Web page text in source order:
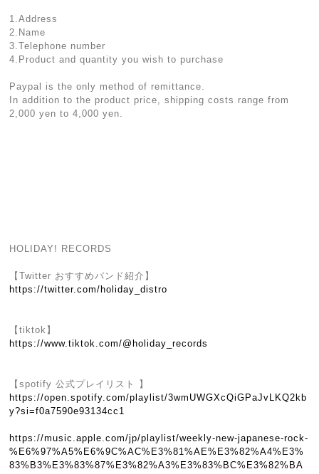
1.Address
2.Name
3.Telephone number
4.Product and quantity you wish to purchase
Paypal is the only method of remittance.
In addition to the product price, shipping costs range from
2,000 yen to 4,000 yen.
HOLIDAY! RECORDS
【Twitter おすすめバンド紹介】
https://twitter.com/holiday_distro
【tiktok】
https://www.tiktok.com/@holiday_records
【spotify 公式プレイリスト 】
https://open.spotify.com/playlist/3wmUWGXcQiGPaJvLKQ2kb
y?si=f0a7590e93134cc1
https://music.apple.com/jp/playlist/weekly-new-japanese-rock-
%E6%97%A5%E6%9C%AC%E3%81%AE%E3%82%A4%E3%
83%B3%E3%83%87%E3%82%A3%E3%83%BC%E3%82%BA